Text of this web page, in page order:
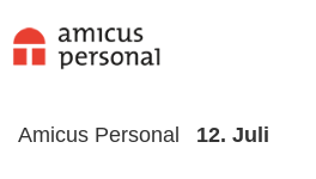
Amicus Personal 12. Juli